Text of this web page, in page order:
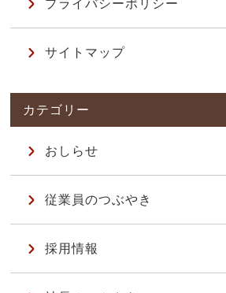
プライバシーポリシー
サイトマップ
おしらせ
従業員のつぶやき
採用情報